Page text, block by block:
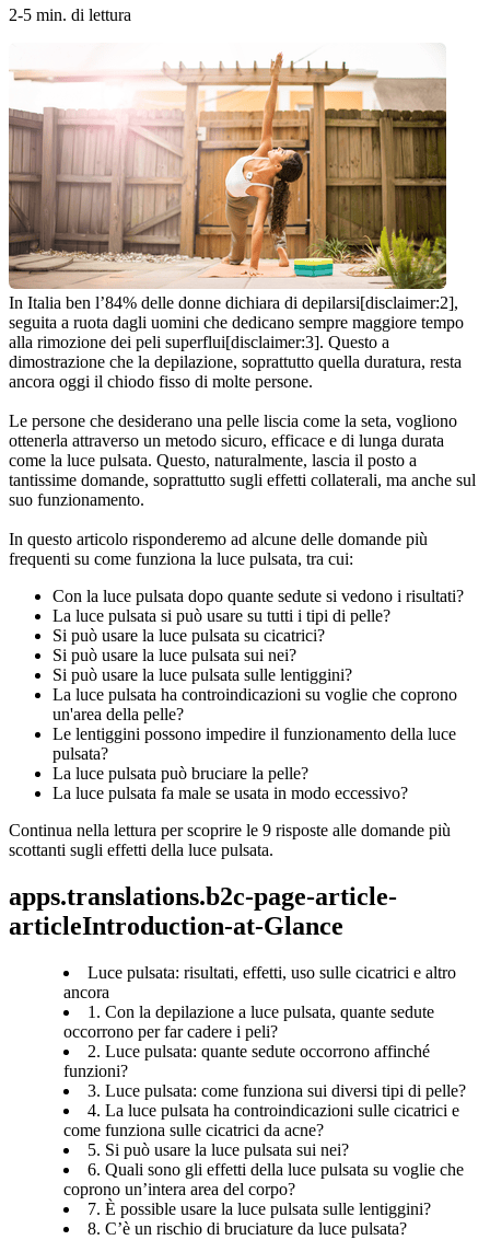
2-5 min. di lettura
In Italia ben l’84% delle donne dichiara di depilarsi[disclaimer:2],
seguita a ruota dagli uomini che dedicano sempre maggiore tempo
alla rimozione dei peli superflui[disclaimer:3]. Questo a
dimostrazione che la depilazione, soprattutto quella duratura, resta
ancora oggi il chiodo fisso di molte persone.
Le persone che desiderano una pelle liscia come la seta, vogliono
ottenerla attraverso un metodo sicuro, efficace e di lunga durata
come la luce pulsata. Questo, naturalmente, lascia il posto a
tantissime domande, soprattutto sugli effetti collaterali, ma anche sul
suo funzionamento.
In questo articolo risponderemo ad alcune delle domande più
frequenti su come funziona la luce pulsata, tra cui:
Con la luce pulsata dopo quante sedute si vedono i risultati?
La luce pulsata si può usare su tutti i tipi di pelle?
Si può usare la luce pulsata su cicatrici?
Si può usare la luce pulsata sui nei?
Si può usare la luce pulsata sulle lentiggini?
La luce pulsata ha controindicazioni su voglie che coprono
un'area della pelle?
Le lentiggini possono impedire il funzionamento della luce
pulsata?
La luce pulsata può bruciare la pelle?
La luce pulsata fa male se usata in modo eccessivo?
Continua nella lettura per scoprire le 9 risposte alle domande più
scottanti sugli effetti della luce pulsata.
apps.translations.b2c-page-article-
articleIntroduction-at-Glance
Luce pulsata: risultati, effetti, uso sulle cicatrici e altro
ancora
1. Con la depilazione a luce pulsata, quante sedute
occorrono per far cadere i peli?
2. Luce pulsata: quante sedute occorrono affinché
funzioni?
3. Luce pulsata: come funziona sui diversi tipi di pelle?
4. La luce pulsata ha controindicazioni sulle cicatrici e
come funziona sulle cicatrici da acne?
5. Si può usare la luce pulsata sui nei?
6. Quali sono gli effetti della luce pulsata su voglie che
coprono un’intera area del corpo?
7. È possible usare la luce pulsata sulle lentiggini?
8. C’è un rischio di bruciature da luce pulsata?